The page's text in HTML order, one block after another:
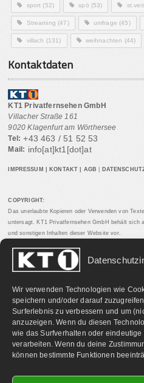
Wir verwenden Technologien wie
speichern und/oder darauf
Surferlebnis zu verbessern und um
anzuzeigen. Wenn du diesen
wie das Surfverhalten oder eindeutige
verarbeiten. Wenn du deine
können bestimmte Funktionen
sport (52) spö (53) st.veit
Streaming (47) umfrage (45)
villach (131) weihnachten (44)
Kontaktdaten
KT1 Privatfernsehen GmbH
Villacher Straße 161
9020 Klagenfurt am Wörthersee
Tel: +43 463 / 51 52 53
Mail: info[at]kt1[dot]at
IMPRESSUM KONTAKT AGB
COPYRIGHT:
Das unerlaubte Kopieren oder Verwenden von
untersagt. KT1 Privatfernsehen GmbH behält sich
und sonstigen Inhalten dieser Website vor.
PARTNERLINKS: